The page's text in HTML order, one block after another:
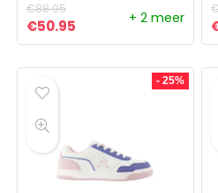
€88.95
Oorspronkelijke prijs was:
€50.95 Huidige prijs is:
+ 2 meer
- 25%